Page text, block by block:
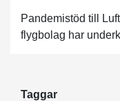
Pandemistöd till
flygbolag har
Taggar